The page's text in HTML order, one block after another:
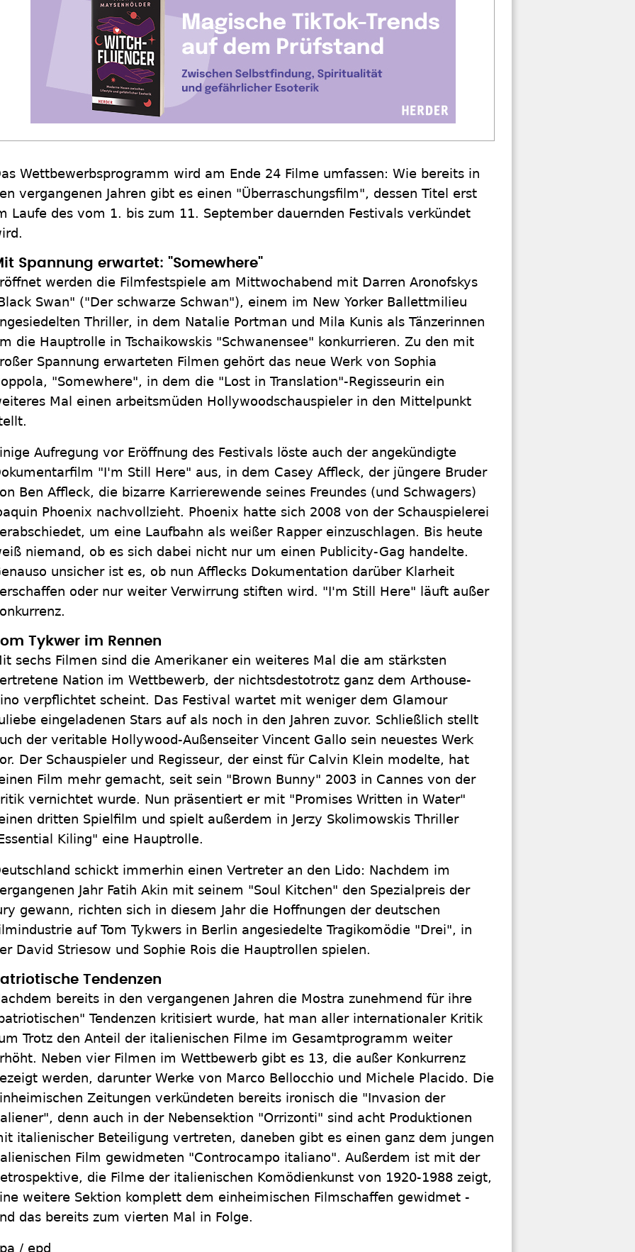
Wettbewerbsprogramm wird am Ende 24 Filme umfassen: Wie bereits in
vergangenen Jahren gibt es einen "Überraschungsfilm", dessen Titel erst
Laufe des vom 1. bis zum 11. September dauernden Festivals verkündet
Spannung erwartet: "Somewhere"
werden die Filmfestspiele am Mittwochabend mit Darren Aronofskys
Swan" ("Der schwarze Schwan"), einem im New Yorker Ballettmilieu
Thriller, in dem Natalie Portman und Mila Kunis als Tänzerinnen
die Hauptrolle in Tschaikowskis "Schwanensee" konkurrieren. Zu den mit
Spannung erwarteten Filmen gehört das neue Werk von Sophia
"Somewhere", in dem die "Lost in Translation"-Regisseurin ein
Mal einen arbeitsmüden Hollywoodschauspieler in den Mittelpunkt
Aufregung vor Eröffnung des Festivals löste auch der angekündigte
"I'm Still Here" aus, in dem Casey Affleck, der jüngere Bruder
Ben Affleck, die bizarre Karrierewende seines Freundes (und Schwagers)
Phoenix nachvollzieht. Phoenix hatte sich 2008 von der Schauspielerei
um eine Laufbahn als weißer Rapper einzuschlagen. Bis heute
niemand, ob es sich dabei nicht nur um einen Publicity-Gag handelte.
unsicher ist es, ob nun Afflecks Dokumentation darüber Klarheit
oder nur weiter Verwirrung stiften wird. "I'm Still Here" läuft außer
Tykwer im Rennen
sechs Filmen sind die Amerikaner ein weiteres Mal die am stärksten
Nation im Wettbewerb, der nichtsdestotrotz ganz dem Arthouse-
verpflichtet scheint. Das Festival wartet mit weniger dem Glamour
eingeladenen Stars auf als noch in den Jahren zuvor. Schließlich stellt
der veritable Hollywood-Außenseiter Vincent Gallo sein neuestes Werk
Der Schauspieler und Regisseur, der einst für Calvin Klein modelte, hat
Film mehr gemacht, seit sein "Brown Bunny" 2003 in Cannes von der
vernichtet wurde. Nun präsentiert er mit "Promises Written in Water"
dritten Spielfilm und spielt außerdem in Jerzy Skolimowskis Thriller
Kiling" eine Hauptrolle.
schickt immerhin einen Vertreter an den Lido: Nachdem im
Jahr Fatih Akin mit seinem "Soul Kitchen" den Spezialpreis der
gewann, richten sich in diesem Jahr die Hoffnungen der deutschen
auf Tom Tykwers in Berlin angesiedelte Tragikomödie "Drei", in
David Striesow und Sophie Rois die Hauptrollen spielen.
Tendenzen
bereits in den vergangenen Jahren die Mostra zunehmend für ihre
Tendenzen kritisiert wurde, hat man aller internationaler Kritik
Trotz den Anteil der italienischen Filme im Gesamtprogramm weiter
Neben vier Filmen im Wettbewerb gibt es 13, die außer Konkurrenz
werden, darunter Werke von Marco Bellocchio und Michele Placido. Die
Zeitungen verkündeten bereits ironisch die "Invasion der
denn auch in der Nebensektion "Orrizonti" sind acht Produktionen
italienischer Beteiligung vertreten, daneben gibt es einen ganz dem jungen
Film gewidmeten "Controcampo italiano". Außerdem ist mit der
die Filme der italienischen Komödienkunst von 1920-1988 zeigt,
weitere Sektion komplett dem einheimischen Filmschaffen gewidmet -
das bereits zum vierten Mal in Folge.
/ epd